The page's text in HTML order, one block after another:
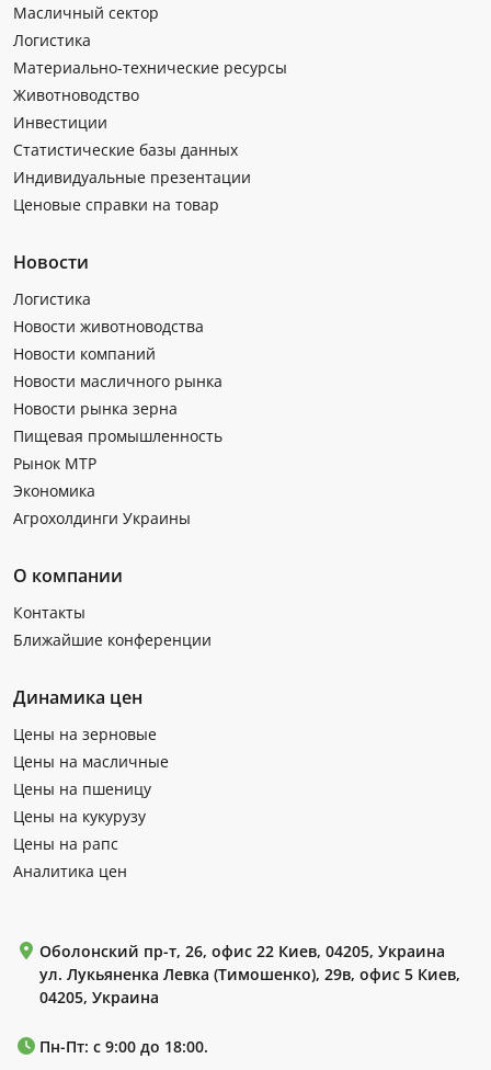
Масличный сектор
Логистика
Материально-технические ресурсы
Животноводство
Инвестиции
Статистические базы данных
Индивидуальные презентации
Ценовые справки на товар
Новости
Логистика
Новости животноводства
Новости компаний
Новости масличного рынка
Новости рынка зерна
Пищевая промышленность
Рынок МТР
Экономика
Агрохолдинги Украины
О компании
Контакты
Ближайшие конференции
Динамика цен
Цены на зерновые
Цены на масличные
Цены на пшеницу
Цены на кукурузу
Цены на рапс
Аналитика цен
Оболонский пр-т, 26, офис 22 Киев, 04205, Украина
ул. Лукьяненка Левка (Тимошенко), 29в, офис 5 Киев,
04205, Украина
Пн-Пт: с 9:00 до 18:00.